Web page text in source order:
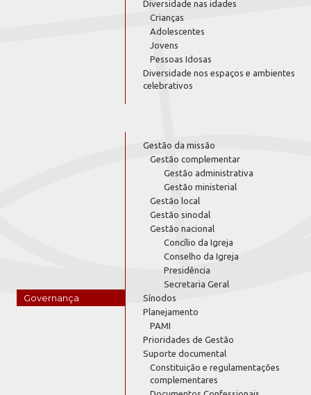
Diversidade nas idades
Crianças
Adolescentes
Jovens
Pessoas Idosas
Diversidade nos espaços e ambientes
celebrativos
Governança
Gestão da missão
Gestão complementar
Gestão administrativa
Gestão ministerial
Gestão local
Gestão sinodal
Gestão nacional
Concílio da Igreja
Conselho da Igreja
Presidência
Secretaria Geral
Sínodos
Planejamento
PAMI
Prioridades de Gestão
Suporte documental
Constituição e regulamentações
complementares